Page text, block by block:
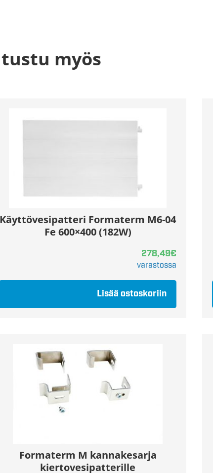
myös
Käyttövesipatteri Formaterm M6-04
Fe 600×400 (182W)
278,49€
varastossa
Lisää ostoskoriin
Formaterm M kannakesarja
kiertovesipatterille